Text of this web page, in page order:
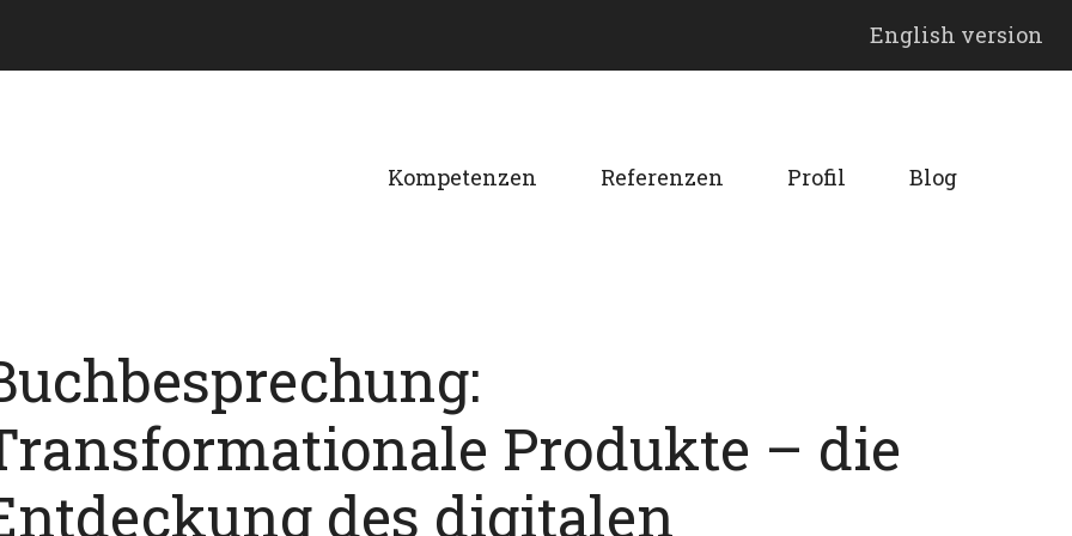
English version
Kompetenzen Referenzen Profil Blog
Produkte – die
des digitalen